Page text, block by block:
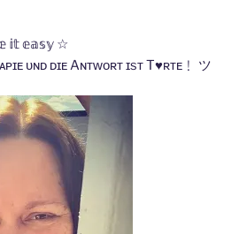
𝕚𝕥 𝕖𝕒𝕤𝕪 ☆
ᴜɴᴅ ᴅɪᴇ Aɴᴛᴡᴏʀᴛ ɪsᴛ T♥ʀᴛᴇ﹗ ツ